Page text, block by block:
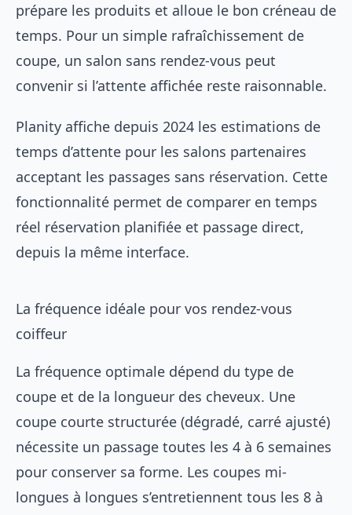
prépare les produits et alloue le bon créneau de
temps. Pour un simple rafraîchissement de
coupe, un salon sans rendez-vous peut
convenir si l’attente affichée reste raisonnable.
Planity affiche depuis 2024 les estimations de
temps d’attente pour les salons partenaires
acceptant les passages sans réservation. Cette
fonctionnalité permet de comparer en temps
réel réservation planifiée et passage direct,
depuis la même interface.
La fréquence idéale pour vos rendez-vous
coiffeur
La fréquence optimale dépend du type de
coupe et de la longueur des cheveux. Une
coupe courte structurée (dégradé, carré ajusté)
nécessite un passage toutes les 4 à 6 semaines
pour conserver sa forme. Les coupes mi-
longues à longues s’entretiennent tous les 8 à